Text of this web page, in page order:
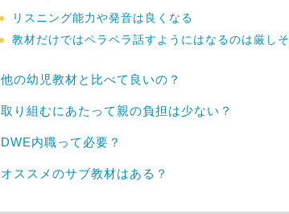
リスニング能力や発音は良くなる
教材だけではペラペラ話すようにはなるのは厳しそ
他の幼児教材と比べて良いの？
取り組むにあたって親の負担は少ない？
DWE内職って必要？
オススメのサブ教材はある？